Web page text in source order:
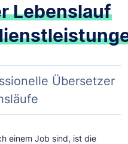
Lebenslauf
Übersetzer
einem Job sind, ist die